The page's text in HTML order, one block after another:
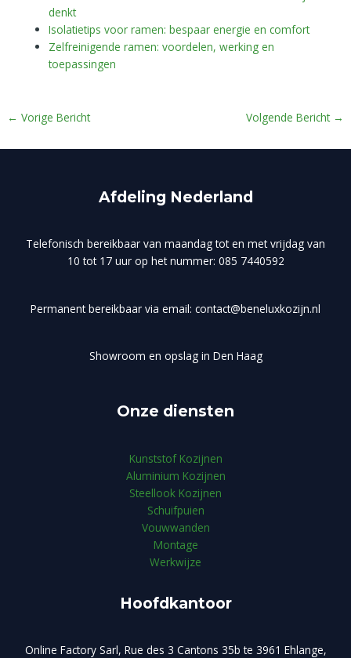
denkt
Isolatietips voor ramen: bespaar energie en comfort
Zelfreinigende ramen: voordelen, werking en
toepassingen
← Vorige Bericht Volgende Bericht →
Afdeling Nederland
Telefonisch bereikbaar van maandag tot en met vrijdag van
10 tot 17 uur op het nummer: 085 7440592
Permanent bereikbaar via email: contact@beneluxkozijn.nl
Showroom en opslag in Den Haag
Onze diensten
Kunststof Kozijnen
Aluminium Kozijnen
Steellook Kozijnen
Schuifpuien
Vouwwanden
Montage
Werkwijze
Hoofdkantoor
Online Factory Sarl, Rue des 3 Cantons 35b te 3961 Ehlange,